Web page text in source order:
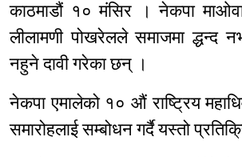
काठमाडौं १० मंसिर । नेकपा
लीलामणी पोखरेलले समाजमा द्धन्द
नहुने दावी गरेका छन् ।
नेकपा एमालेको १० औं राष्ट्रिय
समारोहलाई सम्बोधन गर्दै यस्तो